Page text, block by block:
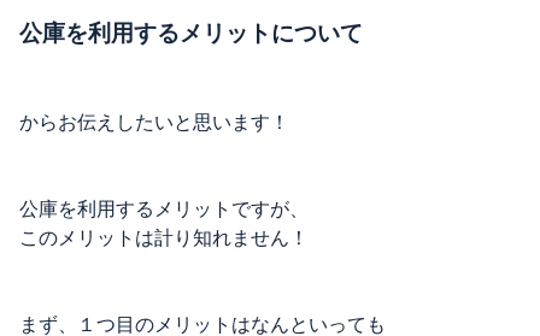
公庫を利用するメリットについて
からお伝えしたいと思います！
公庫を利用するメリットですが、
このメリットは計り知れません！
まず、１つ目のメリットはなんといっても